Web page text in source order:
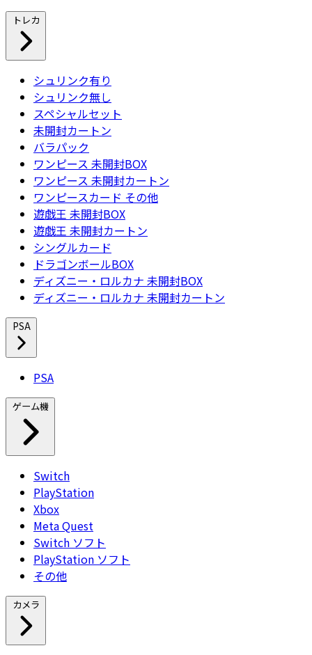
トレカ
シュリンク有り
シュリンク無し
スペシャルセット
未開封カートン
バラパック
ワンピース 未開封BOX
ワンピース 未開封カートン
ワンピースカード その他
遊戯王 未開封BOX
遊戯王 未開封カートン
シングルカード
ドラゴンボールBOX
ディズニー・ロルカナ 未開封BOX
ディズニー・ロルカナ 未開封カートン
PSA
PSA
ゲーム機
Switch
PlayStation
Xbox
Meta Quest
Switch ソフト
PlayStation ソフト
その他
カメラ